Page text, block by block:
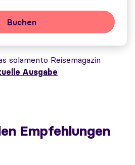
Buchen
solamento Reisemagazin
Ausgabe
Empfehlungen